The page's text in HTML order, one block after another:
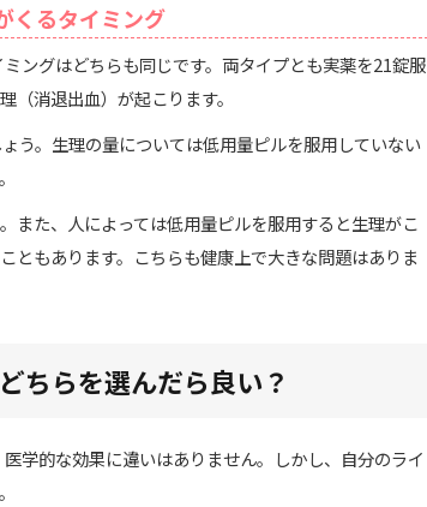
くるタイミング
ングはどちらも同じです。両タイプとも実薬を21錠服
（消退出血）が起こります。
う。生理の量については低用量ピルを服用していない
また、人によっては低用量ピルを服用すると生理がこ
ともあります。こちらも健康上で大きな問題はありま
ちらを選んだら良い？
学的な効果に違いはありません。しかし、自分のライ